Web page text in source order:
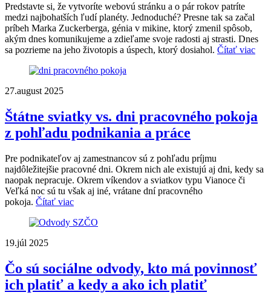
Predstavte si, že vytvoríte webovú stránku a o pár rokov patríte
medzi najbohatších ľudí planéty. Jednoduché? Presne tak sa začal
príbeh Marka Zuckerberga, génia v mikine, ktorý zmenil spôsob,
akým dnes komunikujeme a zdieľame svoje radosti aj strasti. Dnes
sa pozrieme na jeho životopis a úspech, ktorý dosiahol. Čítať viac
27.august 2025
Štátne sviatky vs. dni pracovného pokoja
z pohľadu podnikania a práce
Pre podnikateľov aj zamestnancov sú z pohľadu príjmu
najdôležitejšie pracovné dni. Okrem nich ale existujú aj dni, kedy sa
naopak nepracuje. Okrem víkendov a sviatkov typu Vianoce či
Veľká noc sú tu však aj iné, vrátane dní pracovného
pokoja. Čítať viac
19.júl 2025
Čo sú sociálne odvody, kto má povinnosť
ich platiť a kedy a ako ich platiť